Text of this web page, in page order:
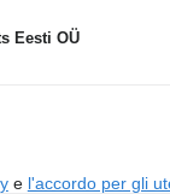
Eesti OÜ
e l'accordo per gli